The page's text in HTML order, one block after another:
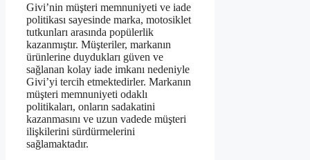
Givi’nin müşteri memnuniyeti ve iade
politikası sayesinde marka, motosiklet
tutkunları arasında popülerlik
kazanmıştır. Müşteriler, markanın
ürünlerine duydukları güven ve
sağlanan kolay iade imkanı nedeniyle
Givi’yi tercih etmektedirler. Markanın
müşteri memnuniyeti odaklı
politikaları, onların sadakatini
kazanmasını ve uzun vadede müşteri
ilişkilerini sürdürmelerini
sağlamaktadır.